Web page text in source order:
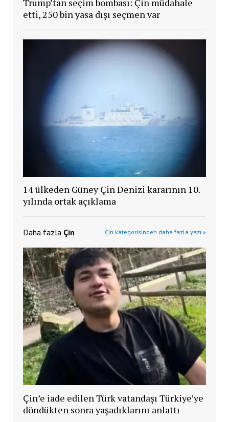
Trump’tan seçim bombası: Çin müdahale
etti, 250 bin yasa dışı seçmen var
14 ülkeden Güney Çin Denizi kararının 10.
yılında ortak açıklama
Daha fazla Çin Çin kategorisinden daha fazla yazı »
Çin’e iade edilen Türk vatandaşı Türkiye’ye
döndükten sonra yaşadıklarını anlattı